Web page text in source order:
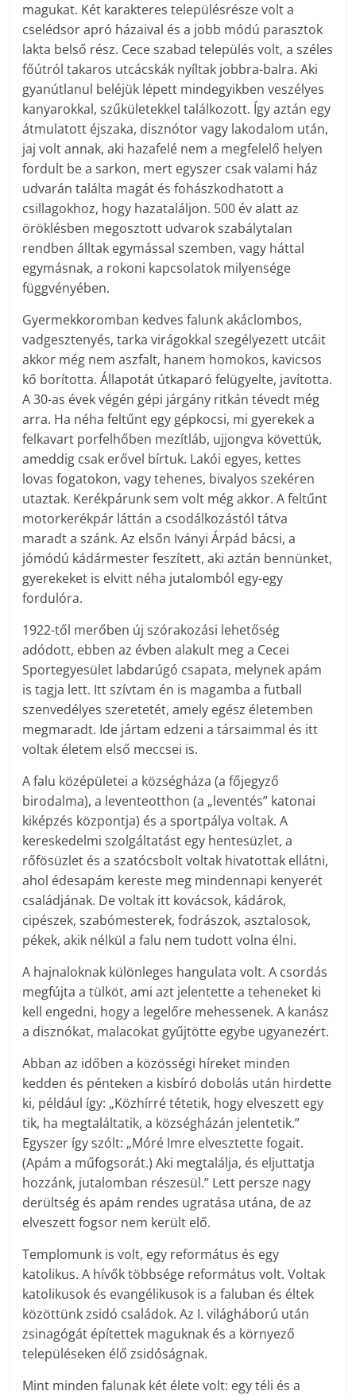
magukat. Két karakteres településrésze volt a
cselédsor apró házaival és a jobb módú parasztok
lakta belső rész. Cece szabad település volt, a széles
főútról takaros utcácskák nyíltak jobbra-balra. Aki
gyanútlanul beléjük lépett mindegyikben veszélyes
kanyarokkal, szűkületekkel találkozott. Így aztán egy
átmulatott éjszaka, disznótor vagy lakodalom után,
jaj volt annak, aki hazafelé nem a megfelelő helyen
fordult be a sarkon, mert egyszer csak valami ház
udvarán találta magát és fohászkodhatott a
csillagokhoz, hogy hazataláljon. 500 év alatt az
öröklésben megosztott udvarok szabálytalan
rendben álltak egymással szemben, vagy háttal
egymásnak, a rokoni kapcsolatok milyensége
függvényében.
Gyermekkoromban kedves falunk akáclombos,
vadgesztenyés, tarka virágokkal szegélyezett utcáit
akkor még nem aszfalt, hanem homokos, kavicsos
kő borította. Állapotát útkaparó felügyelte, javította.
A 30-as évek végén gépi járgány ritkán tévedt még
arra. Ha néha feltűnt egy gépkocsi, mi gyerekek a
felkavart porfelhőben mezítláb, ujjongva követtük,
ameddig csak erővel bírtuk. Lakói egyes, kettes
lovas fogatokon, vagy tehenes, bivalyos szekéren
utaztak. Kerékpárunk sem volt még akkor. A feltűnt
motorkerékpár láttán a csodálkozástól tátva
maradt a szánk. Az elsőn Iványi Árpád bácsi, a
jómódú kádármester feszített, aki aztán bennünket,
gyerekeket is elvitt néha jutalomból egy-egy
fordulóra.
1922-től merőben új szórakozási lehetőség
adódott, ebben az évben alakult meg a Cecei
Sportegyesület labdarúgó csapata, melynek apám
is tagja lett. Itt szívtam én is magamba a futball
szenvedélyes szeretetét, amely egész életemben
megmaradt. Ide jártam edzeni a társaimmal és itt
voltak életem első meccsei is.
A falu középületei a községháza (a főjegyző
birodalma), a leventeotthon (a „leventés” katonai
kiképzés központja) és a sportpálya voltak. A
kereskedelmi szolgáltatást egy hentesüzlet, a
rőfösüzlet és a szatócsbolt voltak hivatottak ellátni,
ahol édesapám kereste meg mindennapi kenyerét
családjának. De voltak itt kovácsok, kádárok,
cipészek, szabómesterek, fodrászok, asztalosok,
pékek, akik nélkül a falu nem tudott volna élni.
A hajnaloknak különleges hangulata volt. A csordás
megfújta a tülköt, ami azt jelentette a teheneket ki
kell engedni, hogy a legelőre mehessenek. A kanász
a disznókat, malacokat gyűjtötte egybe ugyanezért.
Abban az időben a közösségi híreket minden
kedden és pénteken a kisbíró dobolás után hirdette
ki, például így: „Közhírré tétetik, hogy elveszett egy
tik, ha megtaláltatik, a községházán jelentetik.”
Egyszer így szólt: „Móré Imre elvesztette fogait.
(Apám a műfogsorát.) Aki megtalálja, és eljuttatja
hozzánk, jutalomban részesül.” Lett persze nagy
derültség és apám rendes ugratása utána, de az
elveszett fogsor nem került elő.
Templomunk is volt, egy református és egy
katolikus. A hívők többsége református volt. Voltak
katolikusok és evangélikusok is a faluban és éltek
közöttünk zsidó családok. Az I. világháború után
zsinagógát építettek maguknak és a környező
településeken élő zsidóságnak.
Mint minden falunak két élete volt: egy téli és a